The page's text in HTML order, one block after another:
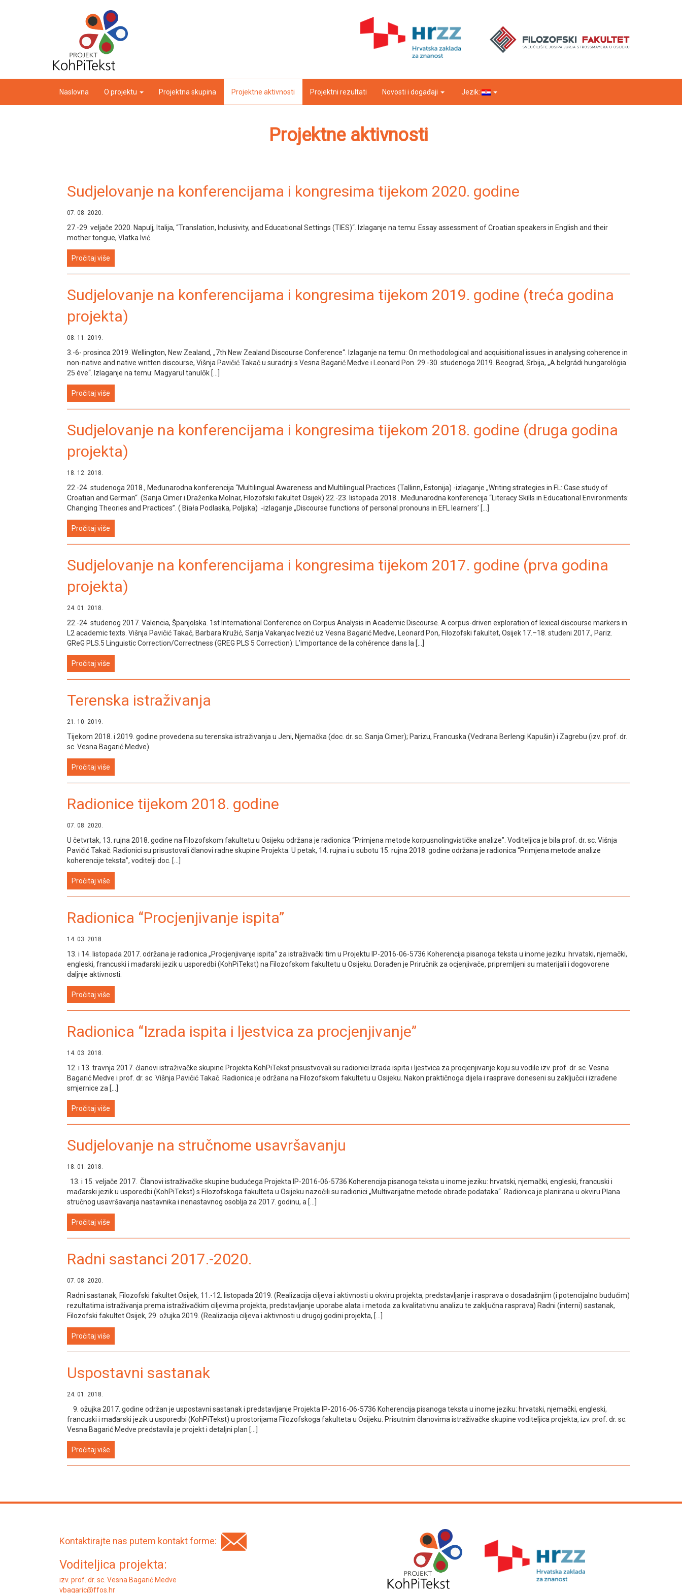
Naslovna O projektu Projektna skupina Projektne aktivnosti Projektni rezultati Novosti i događaji Jezik:
Projektne aktivnosti
Sudjelovanje na konferencijama i kongresima tijekom 2020. godine
07. 08. 2020.
27.-29. veljače 2020. Napulj, Italija, “Translation, Inclusivity, and Educational Settings (TIES)“. Izlaganje na temu: Essay assessment of Croatian speakers in English and their
mother tongue, Vlatka Ivić.
Pročitaj više
Sudjelovanje na konferencijama i kongresima tijekom 2019. godine (treća godina
projekta)
08. 11. 2019.
3.-6- prosinca 2019. Wellington, New Zealand, „7th New Zealand Discourse Conference“. Izlaganje na temu: On methodological and acquisitional issues in analysing coherence in
non-native and native written discourse, Višnja Pavičić Takač u suradnji s Vesna Bagarić Medve i Leonard Pon. 29.-30. studenoga 2019. Beograd, Srbija, „A belgrádi hungarológia
25 éve“. Izlaganje na temu: Magyarul tanulők […]
Pročitaj više
Sudjelovanje na konferencijama i kongresima tijekom 2018. godine (druga godina
projekta)
18. 12. 2018.
22.-24. studenoga 2018., Međunarodna konferencija “Multilingual Awareness and Multilingual Practices (Tallinn, Estonija) -izlaganje „Writing strategies in FL: Case study of
Croatian and German“. (Sanja Cimer i Draženka Molnar, Filozofski fakultet Osijek) 22.-23. listopada 2018.. Međunarodna konferencija “Literacy Skills in Educational Environments:
Changing Theories and Practices”. ( Biała Podlaska, Poljska) -izlaganje „Discourse functions of personal pronouns in EFL learners’ […]
Pročitaj više
Sudjelovanje na konferencijama i kongresima tijekom 2017. godine (prva godina
projekta)
24. 01. 2018.
22.-24. studenog 2017. Valencia, Španjolska. 1st International Conference on Corpus Analysis in Academic Discourse. A corpus-driven exploration of lexical discourse markers in
L2 academic texts. Višnja Pavičić Takač, Barbara Kružić, Sanja Vakanjac Ivezić uz Vesna Bagarić Medve, Leonard Pon, Filozofski fakultet, Osijek 17.–18. studeni 2017., Pariz.
GReG PLS.5 Linguistic Correction/Correctness (GREG PLS 5 Correction): L’importance de la cohérence dans la […]
Pročitaj više
Terenska istraživanja
21. 10. 2019.
Tijekom 2018. i 2019. godine provedena su terenska istraživanja u Jeni, Njemačka (doc. dr. sc. Sanja Cimer); Parizu, Francuska (Vedrana Berlengi Kapušin) i Zagrebu (izv. prof. dr.
sc. Vesna Bagarić Medve).
Pročitaj više
Radionice tijekom 2018. godine
07. 08. 2020.
U četvrtak, 13. rujna 2018. godine na Filozofskom fakultetu u Osijeku održana je radionica “Primjena metode korpusnolingvističke analize”. Voditeljica je bila prof. dr. sc. Višnja
Pavičić Takač. Radionici su prisustovali članovi radne skupine Projekta. U petak, 14. rujna i u subotu 15. rujna 2018. godine održana je radionica “Primjena metode analize
koherencije teksta”, voditelji doc. […]
Pročitaj više
Radionica “Procjenjivanje ispita”
14. 03. 2018.
13. i 14. listopada 2017. održana je radionica „Procjenjivanje ispita“ za istraživački tim u Projektu lP-2016-06-5736 Koherencija pisanoga teksta u inome jeziku: hrvatski, njemački,
engleski, francuski i mađarski jezik u usporedbi (KohPiTekst) na Filozofskom fakultetu u Osijeku. Dorađen je Priručnik za ocjenjivače, pripremljeni su materijali i dogovorene
daljnje aktivnosti.
Pročitaj više
Radionica “Izrada ispita i ljestvica za procjenjivanje”
14. 03. 2018.
12. i 13. travnja 2017. ćlanovi istraživačke skupine Projekta KohPiTekst prisustvovali su radionici Izrada ispita i ljestvica za procjenjivanje koju su vodile izv. prof. dr. sc. Vesna
Bagarić Medve i prof. dr. sc. Višnja Pavičić Takač. Radionica je održana na Filozofskom fakultetu u Osijeku. Nakon praktičnoga dijela i rasprave doneseni su zaključci i izrađene
smjernice za […]
Pročitaj više
Sudjelovanje na stručnome usavršavanju
18. 01. 2018.
13. i 15. veljače 2017. Članovi istraživačke skupine budućega Projekta lP-2016-06-5736 Koherencija pisanoga teksta u inome jeziku: hrvatski, njemački, engleski, francuski i
mađarski jezik u usporedbi (KohPiTekst) s Filozofskoga fakulteta u Osijeku nazočili su radionici „Multivarijatne metode obrade podataka“. Radionica je planirana u okviru Plana
stručnog usavršavanja nastavnika i nenastavnog osoblja za 2017. godinu, a […]
Pročitaj više
Radni sastanci 2017.-2020.
07. 08. 2020.
Radni sastanak, Filozofski fakultet Osijek, 11.-12. listopada 2019. (Realizacija ciljeva i aktivnosti u okviru projekta, predstavljanje i rasprava o dosadašnjim (i potencijalno budućim)
rezultatima istraživanja prema istraživačkim ciljevima projekta, predstavljanje uporabe alata i metoda za kvalitativnu analizu te zaključna rasprava) Radni (interni) sastanak,
Filozofski fakultet Osijek, 29. ožujka 2019. (Realizacija ciljeva i aktivnosti u drugoj godini projekta, […]
Pročitaj više
Uspostavni sastanak
24. 01. 2018.
9. ožujka 2017. godine održan je uspostavni sastanak i predstavljanje Projekta lP-2016-06-5736 Koherencija pisanoga teksta u inome jeziku: hrvatski, njemački, engleski,
francuski i mađarski jezik u usporedbi (KohPiTekst) u prostorijama Filozofskoga fakulteta u Osijeku. Prisutnim članovima istraživačke skupine voditeljica projekta, izv. prof. dr. sc.
Vesna Bagarić Medve predstavila je projekt i detaljni plan […]
Pročitaj više
Kontaktirajte nas putem kontakt forme:
Voditeljica projekta:
izv. prof. dr. sc. Vesna Bagarić Medve
vbagaric@ffos.hr